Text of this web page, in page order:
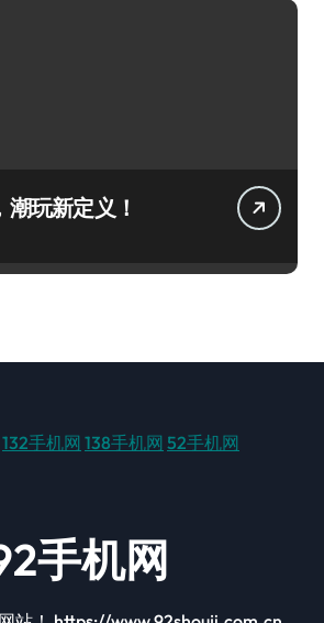
玩新定义！
132手机网 138手机网 52手机网
手机网